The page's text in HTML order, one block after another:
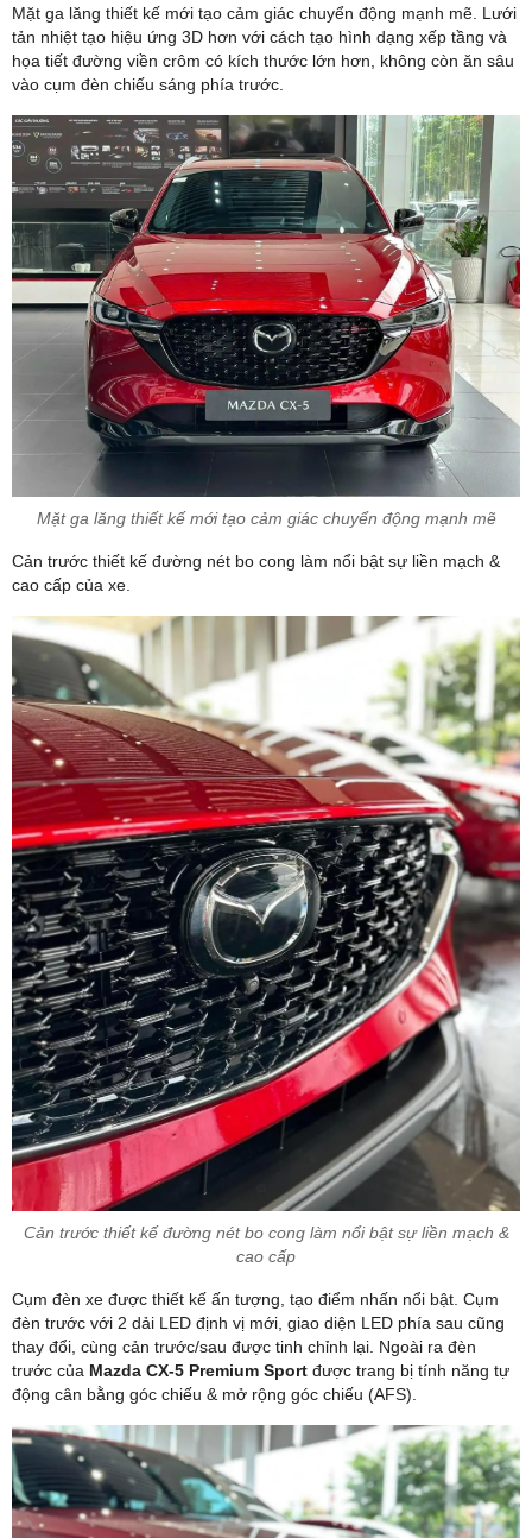
Mặt ga lăng thiết kế mới tạo cảm giác chuyển động mạnh mẽ. Lưới
tản nhiệt tạo hiệu ứng 3D hơn với cách tạo hình dạng xếp tầng và
họa tiết đường viền crôm có kích thước lớn hơn, không còn ăn sâu
vào cụm đèn chiếu sáng phía trước.
Mặt ga lăng thiết kế mới tạo cảm giác chuyển động mạnh mẽ
Cản trước thiết kế đường nét bo cong làm nổi bật sự liền mạch &
cao cấp của xe.
Cản trước thiết kế đường nét bo cong làm nổi bật sự liền mạch &
cao cấp
Cụm đèn xe được thiết kế ấn tượng, tạo điểm nhấn nổi bật. Cụm
đèn trước với 2 dải LED định vị mới, giao diện LED phía sau cũng
thay đổi, cùng cản trước/sau được tinh chỉnh lại. Ngoài ra đèn
trước của Mazda CX-5 Premium Sport được trang bị tính năng tự
động cân bằng góc chiếu & mở rộng góc chiếu (AFS).